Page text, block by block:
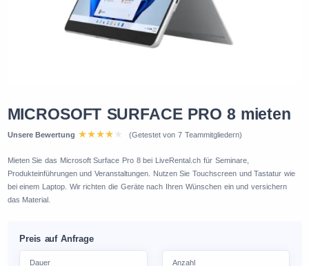
MICROSOFT SURFACE PRO 8 mieten
Unsere Bewertung (Getestet von 7 Teammitgliedern)
Mieten Sie das Microsoft Surface Pro 8 bei LiveRental.ch für Seminare,
Produkteinführungen und Veranstaltungen. Nutzen Sie Touchscreen und Tastatur wie
bei einem Laptop. Wir richten die Geräte nach Ihren Wünschen ein und versichern
das Material.
Preis auf Anfrage